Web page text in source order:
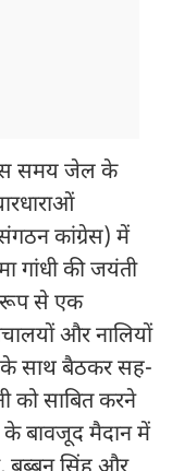
समय जेल के
कांग्रेस) में
गांधी की जयंती
रूप से एक
और नालियों
के साथ बैठकर सह-
साबित करने
बावजूद मैदान में